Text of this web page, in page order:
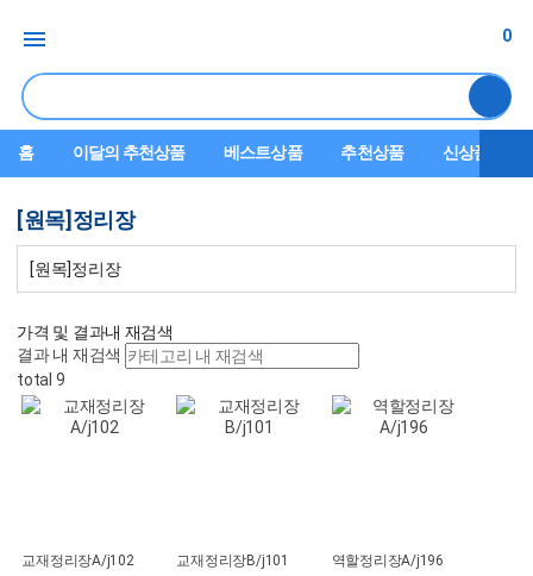
0
홈 이달의 추천상품 베스트상품 추천상품 신상품
[원목]정리장
[원목]정리장
가격 및 결과내 재검색
결과 내 재검색
total 9
교재정리장A/j102 교재정리장B/j101 역할정리장A/j196